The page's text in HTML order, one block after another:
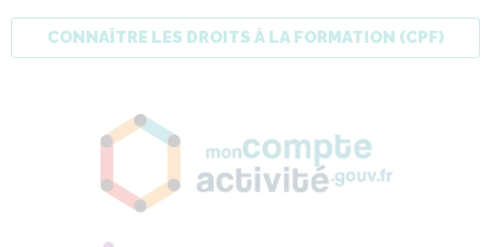
CONNAÎTRE LES DROITS À LA FORMATION (CPF)